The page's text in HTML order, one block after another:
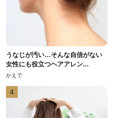
うなじが汚い…そんな自信がない
女性にも役立つヘアアレン...
かえで
4